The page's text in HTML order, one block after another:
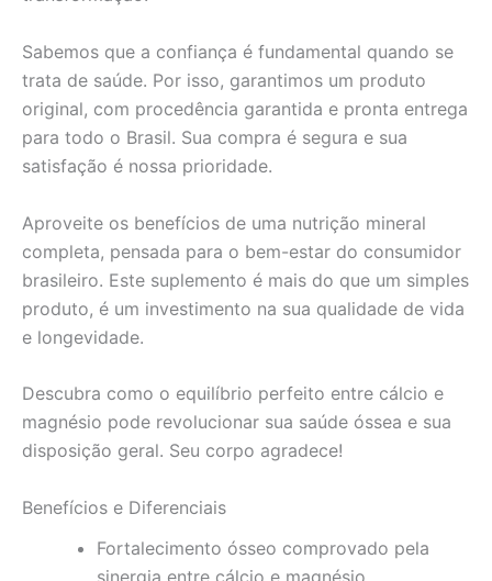
Sabemos que a confiança é fundamental quando se
trata de saúde. Por isso, garantimos um produto
original, com procedência garantida e pronta entrega
para todo o Brasil. Sua compra é segura e sua
satisfação é nossa prioridade.
Aproveite os benefícios de uma nutrição mineral
completa, pensada para o bem-estar do consumidor
brasileiro. Este suplemento é mais do que um simples
produto, é um investimento na sua qualidade de vida
e longevidade.
Descubra como o equilíbrio perfeito entre cálcio e
magnésio pode revolucionar sua saúde óssea e sua
disposição geral. Seu corpo agradece!
Benefícios e Diferenciais
Fortalecimento ósseo comprovado pela